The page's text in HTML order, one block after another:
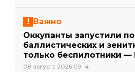
Важно
Оккупанты запустили
баллистических и
только беспилотники —
08 августа 2026 09:14